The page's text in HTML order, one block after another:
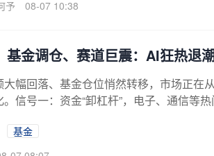
予 08-07 10:38
基金调仓、赛道巨震：AI狂热退
幅回落、基金仓位悄然转移，市场正在
信号一：资金“卸杠杆”，电子、通信等
基金